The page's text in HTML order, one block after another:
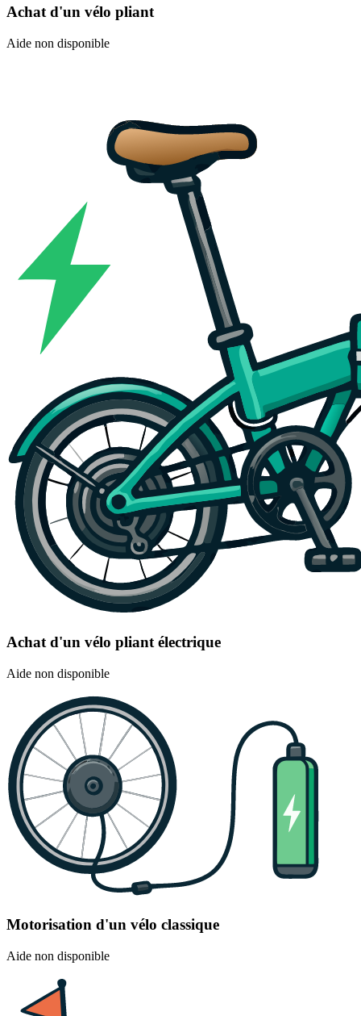
Achat d'un vélo pliant
Aide non disponible
Achat d'un vélo pliant électrique
Aide non disponible
Motorisation d'un vélo classique
Aide non disponible